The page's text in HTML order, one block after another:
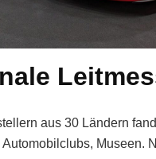
aus 30 Ländern
Museen.